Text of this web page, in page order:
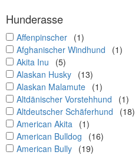
Hunderasse
undefined
Affenpinscher (1)
undefined
Afghanischer Windhund
(1)
undefined
Akita Inu
(5)
undefined
Alaskan Husky (13)
undefined
Alaskan Malamute (1)
undefined
Altdänischer Vorstehhund
(1)
undefined
Altdeutscher Schäferhund
(18)
undefined
American Akita (1)
undefined
American Bulldog
(16)
undefined
American Bully (19)